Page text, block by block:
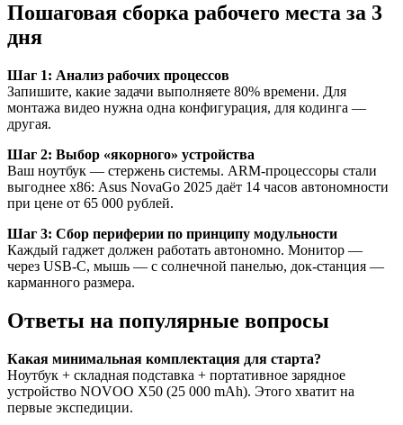
Пошаговая сборка рабочего места за 3
дня
Шаг 1: Анализ рабочих процессов
Запишите, какие задачи выполняете 80% времени. Для
монтажа видео нужна одна конфигурация, для кодинга —
другая.
Шаг 2: Выбор «якорного» устройства
Ваш ноутбук — стержень системы. ARM-процессоры стали
выгоднее х86: Asus NovaGo 2025 даёт 14 часов автономности
при цене от 65 000 рублей.
Шаг 3: Сбор периферии по принципу модульности
Каждый гаджет должен работать автономно. Монитор —
через USB-C, мышь — с солнечной панелью, док-станция —
карманного размера.
Ответы на популярные вопросы
Какая минимальная комплектация для старта?
Ноутбук + складная подставка + портативное зарядное
устройство NOVOO X50 (25 000 mAh). Этого хватит на
первые экспедиции.